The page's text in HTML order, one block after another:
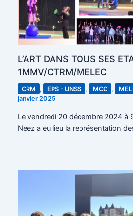
L’ART DANS TOUS SES
1MMV/CTRM/MELEC
CRM , EPS - UNSS , MCC ,
janvier 2025
Le vendredi 20 décembre 2024 à
Neez a eu lieu la représentation